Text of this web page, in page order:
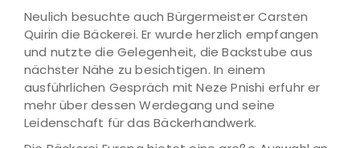
Neulich besuchte auch Bürgermeister Carsten
Quirin die Bäckerei. Er wurde herzlich empfangen
und nutzte die Gelegenheit, die Backstube aus
nächster Nähe zu besichtigen. In einem
ausführlichen Gespräch mit Neze Pnishi erfuhr er
mehr über dessen Werdegang und seine
Leidenschaft für das Bäckerhandwerk.